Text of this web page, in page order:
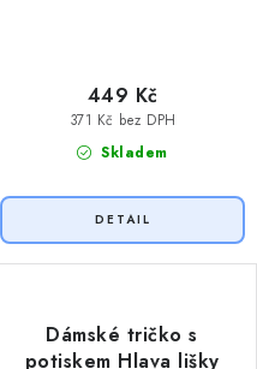
Skladem
371 Kč bez DPH
449 Kč
Dámské tričko s
potiskem Hlava lišky